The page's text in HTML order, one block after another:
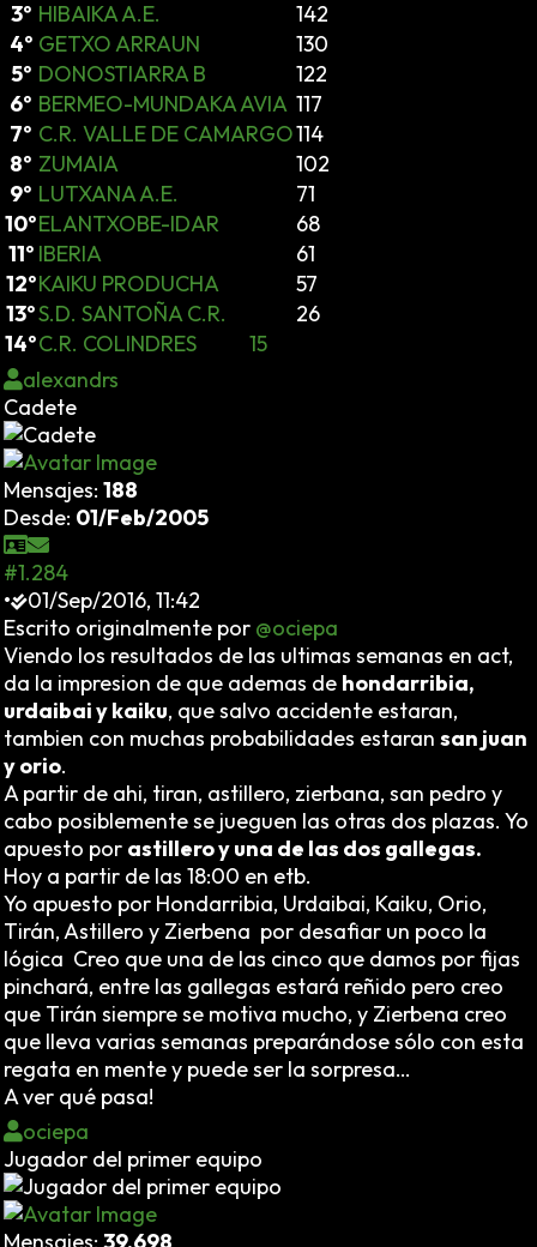
3º HIBAIKA A.E.
142
4º GETXO ARRAUN
130
5º DONOSTIARRA B
122
6º BERMEO-MUNDAKA AVIA 117
7º C.R. VALLE DE CAMARGO114
8º ZUMAIA
102
9º LUTXANA A.E.
71
10ºELANTXOBE-IDAR
68
11º IBERIA
61
12ºKAIKU PRODUCHA
57
13ºS.D. SANTOÑA C.R.
26
14ºC.R. COLINDRES 15
alexandrs
Cadete
Mensajes: 188
Desde: 01/Feb/2005
#1.284
•
01/Sep/2016, 11:42
Escrito originalmente por @ociepa
Viendo los resultados de las ultimas semanas en act,
da la impresion de que ademas de hondarribia,
urdaibai y kaiku, que salvo accidente estaran,
tambien con muchas probabilidades estaran san juan
y orio.
A partir de ahi, tiran, astillero, zierbana, san pedro y
cabo posiblemente se jueguen las otras dos plazas. Yo
apuesto por astillero y una de las dos gallegas.
Hoy a partir de las 18:00 en etb.
Yo apuesto por Hondarribia, Urdaibai, Kaiku, Orio,
Tirán, Astillero y Zierbena por desafiar un poco la
lógica Creo que una de las cinco que damos por fijas
pinchará, entre las gallegas estará reñido pero creo
que Tirán siempre se motiva mucho, y Zierbena creo
que lleva varias semanas preparándose sólo con esta
regata en mente y puede ser la sorpresa…
A ver qué pasa!
ociepa
Jugador del primer equipo